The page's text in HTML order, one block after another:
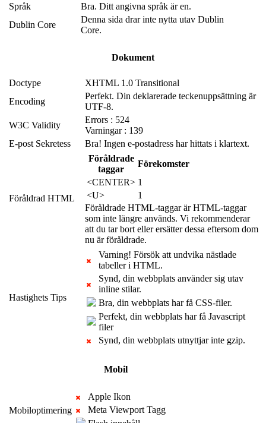
Språk
Bra. Ditt angivna språk är en.
Dublin Core
Denna sida drar inte nytta utav Dublin
Core.
Dokument
Doctype
XHTML 1.0 Transitional
Encoding
Perfekt. Din deklarerade teckenuppsättning är
UTF-8.
W3C Validity
Errors : 524
Varningar : 139
E-post Sekretess
Bra! Ingen e-postadress har hittats i klartext.
Föråldrad HTML
Föråldrade
taggar
Förekomster
<CENTER> 1
<U>
1
Föråldrade HTML-taggar är HTML-taggar
som inte längre används. Vi rekommenderar
att du tar bort eller ersätter dessa eftersom dom
nu är föråldrade.
Hastighets Tips
Varning! Försök att undvika nästlade
tabeller i HTML.
Synd, din webbplats använder sig utav
inline stilar.
Bra, din webbplats har få CSS-filer.
Perfekt, din webbplats har få Javascript
filer
Synd, din webbplats utnyttjar inte gzip.
Mobil
Mobiloptimering
Apple Ikon
Meta Viewport Tagg